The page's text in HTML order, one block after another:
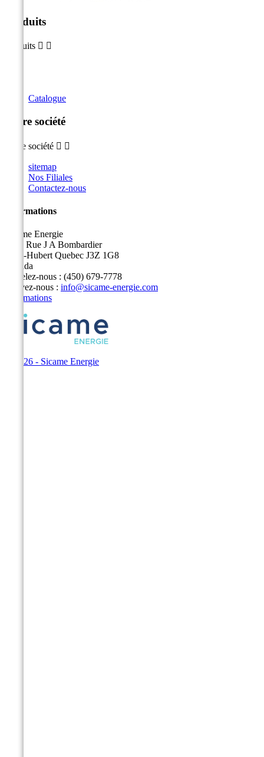
Produits
Produits  
Catalogue
Notre société
Notre société  
sitemap
Nos Filiales
Contactez-nous
Informations
Sicame Energie
5400 Rue J A Bombardier
Saint-Hubert Quebec J3Z 1G8
Canada
Appelez-nous : (450) 679-7778
Écrivez-nous : info@sicame-energie.com
Informations
© 2026 - Sicame Energie